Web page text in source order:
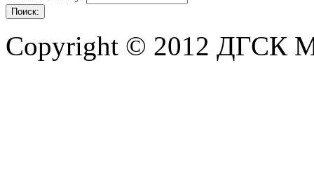
Copyright © 2012 ДГСК